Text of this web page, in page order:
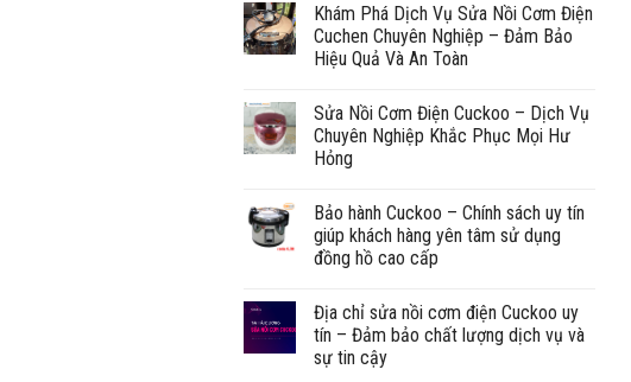
Khám Phá Dịch Vụ Sửa Nồi Cơm Điện
Cuchen Chuyên Nghiệp – Đảm Bảo
Hiệu Quả Và An Toàn
Sửa Nồi Cơm Điện Cuckoo – Dịch Vụ
Chuyên Nghiệp Khắc Phục Mọi Hư
Hỏng
Bảo hành Cuckoo – Chính sách uy tín
giúp khách hàng yên tâm sử dụng
đồng hồ cao cấp
Địa chỉ sửa nồi cơm điện Cuckoo uy
tín – Đảm bảo chất lượng dịch vụ và
sự tin cậy